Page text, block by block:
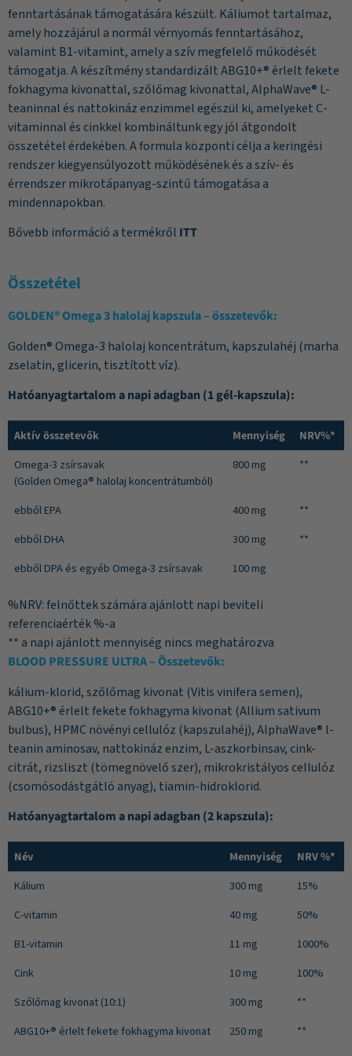
fenntartásának támogatására készült. Káliumot tartalmaz,
amely hozzájárul a normál vérnyomás fenntartásához,
valamint B1-vitamint, amely a szív megfelelő működését
támogatja. A készítmény standardizált ABG10+® érlelt fekete
fokhagyma kivonattal, szőlőmag kivonattal, AlphaWave® L-
teaninnal és nattokináz enzimmel egészül ki, amelyeket C-
vitaminnal és cinkkel kombináltunk egy jól átgondolt
összetétel érdekében. A formula központi célja a keringési
rendszer kiegyensúlyozott működésének és a szív- és
érrendszer mikrotápanyag-szintű támogatása a
mindennapokban.
Bővebb információ a termékről ITT
Összetétel
GOLDEN® Omega 3 halolaj kapszula – összetevők:
Golden® Omega-3 halolaj koncentrátum, kapszulahéj (marha
zselatin, glicerin, tisztított víz).
Hatóanyagtartalom a napi adagban (1 gél-kapszula):
Aktív összetevők Mennyiség
NRV%*
Omega-3 zsírsavak
(Golden Omega® halolaj koncentrátumból)
800 mg **
ebből EPA 400 mg
**
ebből DHA
300 mg
**
ebből DPA és egyéb Omega-3 zsírsavak
100 mg
%NRV: felnőttek számára ajánlott napi beviteli
referenciaérték %-a
** a napi ajánlott mennyiség nincs meghatározva
BLOOD PRESSURE ULTRA – Összetevők:
kálium-klorid, szőlőmag kivonat (Vitis vinifera semen),
ABG10+® érlelt fekete fokhagyma kivonat (Allium sativum
bulbus), HPMC növényi cellulóz (kapszulahéj), AlphaWave® l-
teanin aminosav, nattokináz enzim, L-aszkorbinsav, cink-
citrát, rizsliszt (tömegnövelő szer), mikrokristályos cellulóz
(csomósodástgátló anyag), tiamin-hidroklorid.
Hatóanyagtartalom a napi adagban (2 kapszula):
Név Mennyiség
NRV %*
Kálium
300 mg
15%
C-vitamin
40 mg
50%
B1-vitamin
11 mg
1000%
Cink
10 mg
100%
Szőlőmag kivonat (10:1)
300 mg
**
ABG10+® érlelt fekete fokhagyma kivonat
250 mg
**